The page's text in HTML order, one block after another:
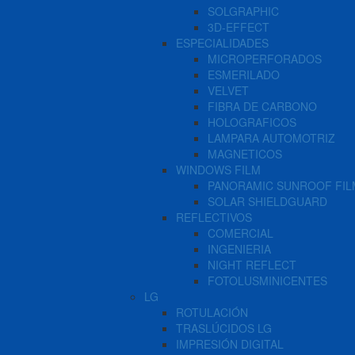
SOLGRAPHIC
3D-EFFECT
ESPECIALIDADES
MICROPERFORADOS
ESMERILADO
VELVET
FIBRA DE CARBONO
HOLOGRAFICOS
LAMPARA AUTOMOTRIZ
MAGNETICOS
WINDOWS FILM
PANORAMIC SUNROOF
SOLAR SHIELDGUARD
REFLECTIVOS
COMERCIAL
INGENIERIA
NIGHT REFLECT
FOTOLUSMINICENTES
LG
ROTULACIÓN
TRASLÚCIDOS LG
IMPRESIÓN DIGITAL